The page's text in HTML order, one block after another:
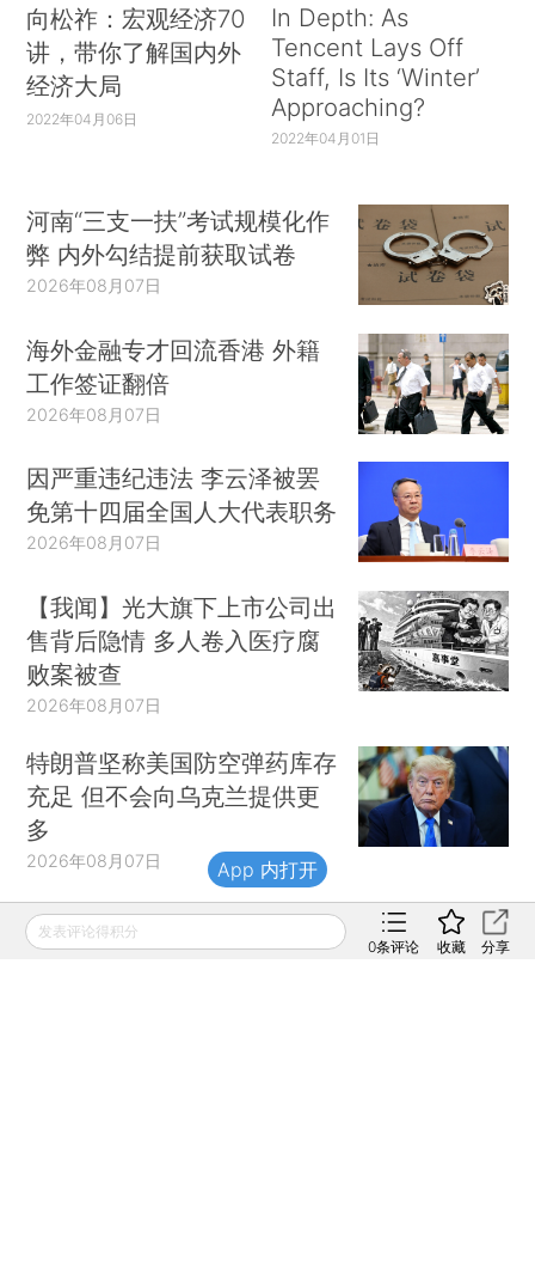
向松祚：宏观经济70
讲，带你了解国内外
经济大局
2022年04月06日
In Depth: As
Tencent Lays Off
Staff, Is Its ‘Winter’
Approaching?
2022年04月01日
河南“三支一扶”考试规模化作
弊 内外勾结提前获取试卷
2026年08月07日
海外金融专才回流香港 外籍
工作签证翻倍
2026年08月07日
因严重违纪违法 李云泽被罢
免第十四届全国人大代表职务
2026年08月07日
【我闻】光大旗下上市公司出
售背后隐情 多人卷入医疗腐
败案被查
2026年08月07日
特朗普坚称美国防空弹药库存
充足 但不会向乌克兰提供更
多
2026年08月07日
财新移动
发表评论得积分
0条评论 收藏 分享
App 内打开